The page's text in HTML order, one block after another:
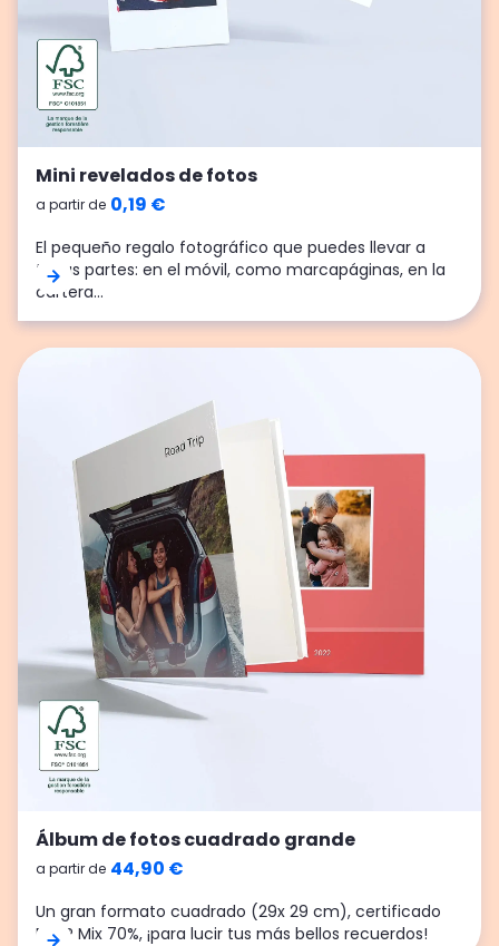
Mini revelados de fotos
a partir de 0,19 €
El pequeño regalo fotográfico que puedes llevar a
todas partes: en el móvil, como marcapáginas, en la
cartera...
Mini revelados de fotos
a partir de 0,19 €
El pequeño regalo fotográfico que puedes llevar a
todas partes: en el móvil, como marcapáginas, en la
cartera...
Álbum de fotos cuadrado grande
a partir de 44,90 €
Un gran formato cuadrado (29x 29 cm), certificado
FSC® Mix 70%, ¡para lucir tus más bellos recuerdos!